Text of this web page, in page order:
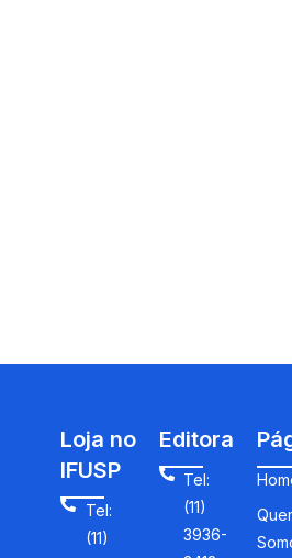
Loja no
IFUSP
Tel:
(11)
Editora
Tel:
(11)
3936-